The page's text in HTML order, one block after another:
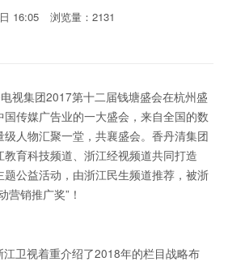
16:05
浏览量：2131
视集团2017第十二届钱塘盛会在杭州盛
传媒广告业的一大盛会，来自全国的数
人物汇聚一堂，共襄盛会。香丹清集团
育科技频道、浙江经视频道共同打造
题公益活动，由浙江民生频道推荐，被浙
营销推广奖”！
卫视着重介绍了2018年的栏目战略布